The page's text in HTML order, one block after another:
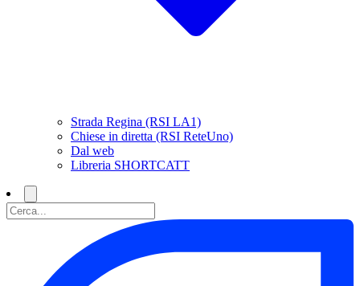
Strada Regina (RSI LA1)
Chiese in diretta (RSI ReteUno)
Dal web
Libreria SHORTCATT